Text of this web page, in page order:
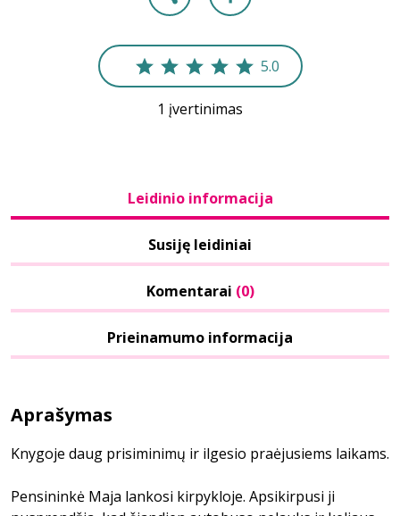
5.0
1 įvertinimas
Leidinio informacija
Susiję leidiniai
Komentarai (0)
Prieinamumo informacija
Aprašymas
Knygoje daug prisiminimų ir ilgesio praėjusiems laikams.
Pensininkė Maja lankosi kirpykloje. Apsikirpusi ji